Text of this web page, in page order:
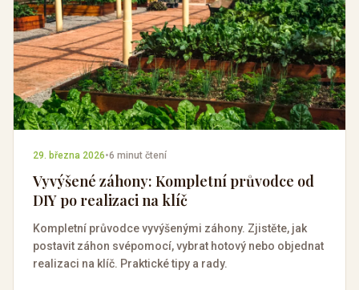
29. března 2026•6 minut čtení
Vyvýšené záhony: Kompletní průvodce od
DIY po realizaci na klíč
Kompletní průvodce vyvýšenými záhony. Zjistěte, jak
postavit záhon svépomocí, vybrat hotový nebo objednat
realizaci na klíč. Praktické tipy a rady.